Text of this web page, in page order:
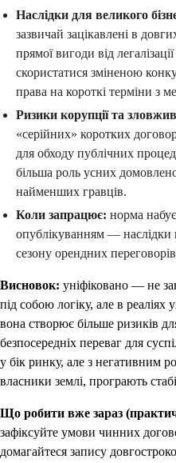
Наслідки для великого
зазвичай зацікавлені в
прямої вигоди від
скористатися зміненою
права на короткі терміни з
Ризики корупції та
«серійних» коротких
для обходу публічних
більша роль усних
найменших гравців.
Коли запрацює: норма
опублікуванням — наслідки
сезону орендних
Висновок: уніфіковано — не
під собою логіку, але в реаліях
вона створює більше ризиків
безпосередніх переваг для
у бік ринку, але з негативним
власники землі, програють
Що робити вже зараз
зафіксуйте умови чинних
домагайтеся запису